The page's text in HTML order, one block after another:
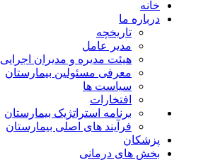
خانه
درباره ما
تاریخچه
مدیر عامل
هیئت مدیره و مدیران اجرایی
معرفی مسئولین بیمارستان
سیاست ها
افتخارات
برنامه استراتژیک بیمارستان
فرآیند های اصلی بیمارستان
پزشکان
بخش های درمانی